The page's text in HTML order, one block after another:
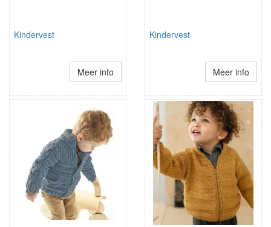
Kindervest
Meer info
Kindervest
Meer info